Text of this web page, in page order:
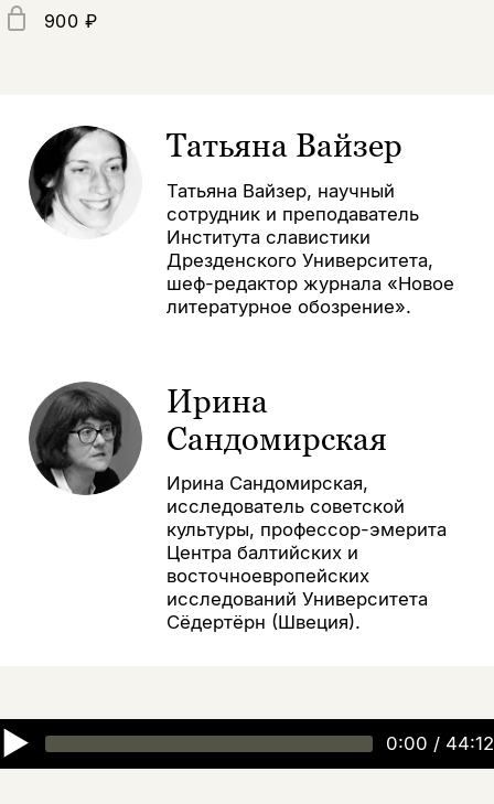
900 ₽
Татьяна Вайзер
Татьяна Вайзер, научный
сотрудник и преподаватель
Института славистики
Дрезденского Университета,
шеф-редактор журнала «Новое
литературное обозрение».
Ирина
Сандомирская
Ирина Сандомирская,
исследователь советской
культуры, профессор-эмерита
Центра балтийских и
восточноевропейских
исследований Университета
Сёдертёрн (Швеция).
▶ 0:00 / 44:12